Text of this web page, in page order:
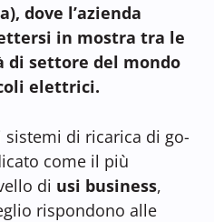
dove l’azienda
in mostra tra le
settore del mondo
elettrici.
sistemi di ricarica di go-
come il più
di usi business,
rispondono alle